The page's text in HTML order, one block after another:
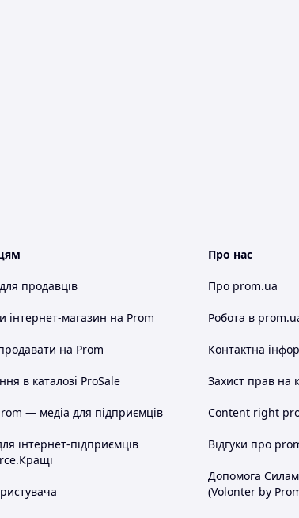
продавців
інтернет-магазин на Prom
на Prom
в каталозі ProSale
— медіа для підприємців
інтернет-підприємців
Про нас
Про prom.ua
Робота в
Контактна
Захист прав на
Content right
Відгуки про
Допомога
(Volonter by